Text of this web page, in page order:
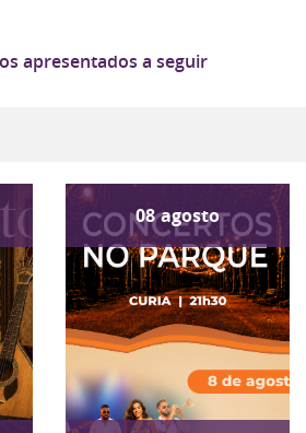
apresentados a seguir
08 agosto